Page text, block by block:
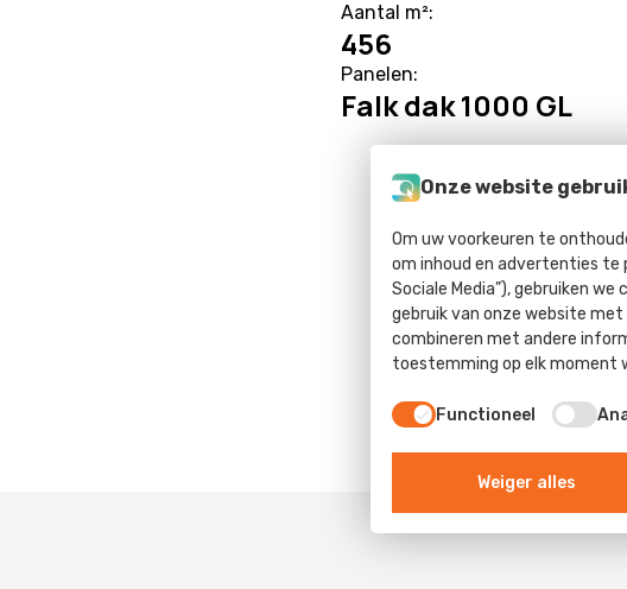
Aantal m²:
456
Panelen:
Falk dak 1000 GL
Onze website
Om uw voorkeuren te
om inhoud en advertenties te
Sociale Media”), gebruiken
gebruik van onze website
combineren met andere
toestemming op elk moment
Functioneel
Weiger alles